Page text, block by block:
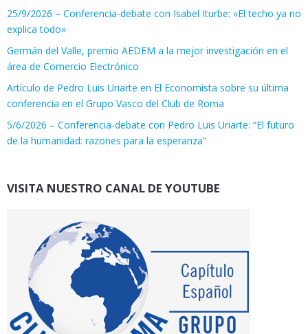
25/9/2026 – Conferencia-debate con Isabel Iturbe: «El techo ya no
explica todo»
Germán del Valle, premio AEDEM a la mejor investigación en el
área de Comercio Electrónico
Artículo de Pedro Luis Uriarte en El Economista sobre su última
conferencia en el Grupo Vasco del Club de Roma
5/6/2026 – Conferencia-debate con Pedro Luis Uriarte: “El futuro
de la humanidad: razones para la esperanza”
VISITA NUESTRO CANAL DE YOUTUBE